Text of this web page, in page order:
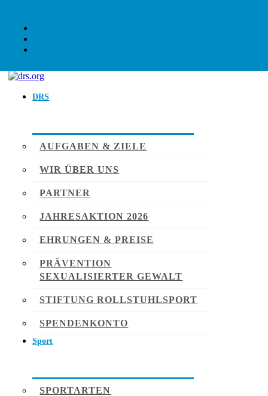
DRS
AUFGABEN & ZIELE
WIR ÜBER UNS
PARTNER
JAHRESAKTION 2026
EHRUNGEN & PREISE
PRÄVENTION
SEXUALISIERTER GEWALT
STIFTUNG ROLLSTUHLSPORT
SPENDENKONTO
Sport
SPORTARTEN